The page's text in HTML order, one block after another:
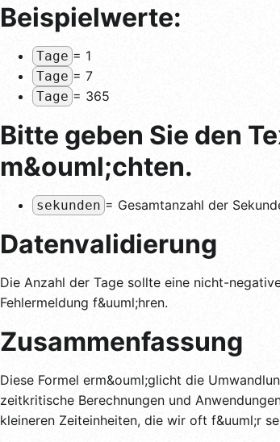
Beispielwerte:
Tage = 1
Tage = 7
Tage = 365
Bitte geben Sie den
m&ouml;chten.
sekunden = Gesamtanzahl der
Datenvalidierung
Die Anzahl der Tage sollte eine nicht-
Fehlermeldung f&uuml;hren.
Zusammenfassung
Diese Formel erm&ouml;glicht die
zeitkritische Berechnungen und
kleineren Zeiteinheiten, die wir oft f&uuml;r